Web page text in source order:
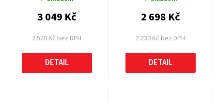
2 520 Kč bez DPH
3 049 Kč
DETAIL
2 230 Kč bez DPH
2 698 Kč
DETAIL